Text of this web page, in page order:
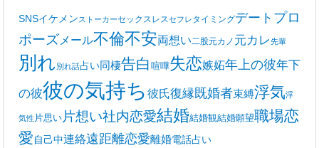
SNSイケメンストーカーセックスレスセフレタイミングデート プロ
ポーズ メール不倫不安両想い二股元カノ 元カレ先輩
別れ別れ話占い同棲告白 喧嘩失恋嫉妬年上の彼年下
の彼彼の気持ち 彼氏復縁既婚者束縛浮気浮
気性 片思い 片想い社内恋愛結婚結婚観結婚願望職場恋
愛自己中連絡遠距離恋愛離婚電話占い